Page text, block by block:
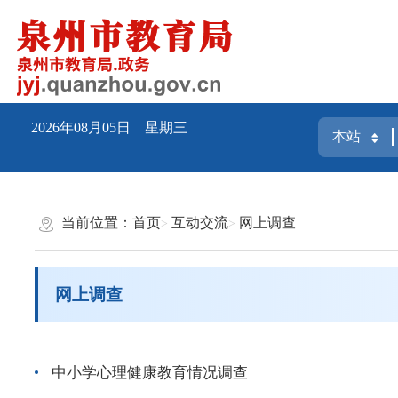
2026年08月05日 星期三
当前位置：首页 互动交流 网上调查
网上调查
中小学心理健康教育情况调查